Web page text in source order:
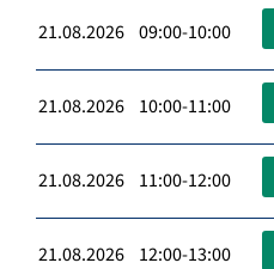
21.08.2026 09:00-10:00
21.08.2026 10:00-11:00
21.08.2026 11:00-12:00
21.08.2026 12:00-13:00